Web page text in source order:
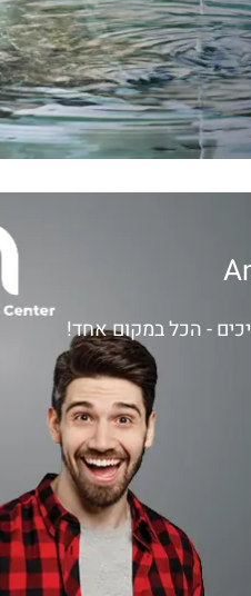
- הכל במקום אחד!